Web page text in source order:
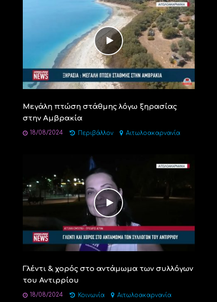
Μεγάλη πτώση στάθμης λόγω ξηρασίας
στην Αμβρακία
18/08/2024 Περιβάλλον Αιτωλοακαρνανία
Γλέντι & χορός στο αντάμωμα των συλλόγων
του Αντιρρίου
18/08/2024 Κοινωνία Αιτωλοακαρνανία